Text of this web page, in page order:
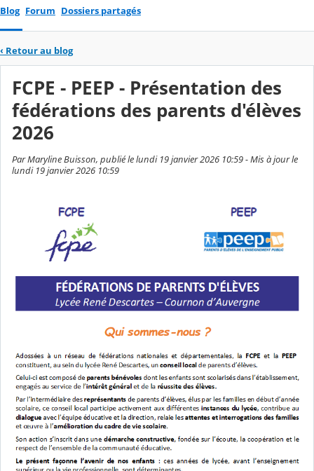
Blog Forum Dossiers partagés
‹ Retour au blog
FCPE - PEEP - Présentation des
fédérations des parents d'élèves
2026
Par Maryline Buisson, publié le lundi 19 janvier 2026 10:59 - Mis à jour le
lundi 19 janvier 2026 10:59